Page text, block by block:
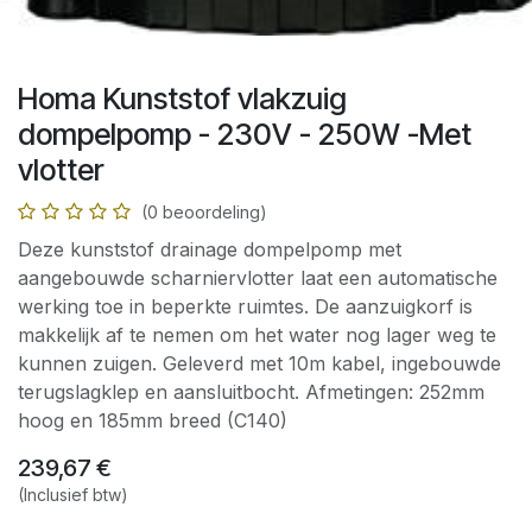
Homa Kunststof vlakzuig
dompelpomp - 230V - 250W -Met
vlotter
(0 beoordeling)
Deze kunststof drainage dompelpomp met
aangebouwde scharniervlotter laat een automatische
werking toe in beperkte ruimtes. De aanzuigkorf is
makkelijk af te nemen om het water nog lager weg te
kunnen zuigen. Geleverd met 10m kabel, ingebouwde
terugslagklep en aansluitbocht. Afmetingen: 252mm
hoog en 185mm breed (C140)
239,67 €
(Inclusief btw)